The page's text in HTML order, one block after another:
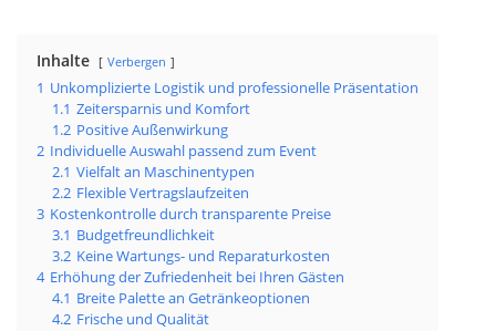
Inhalte Verbergen
1 Unkomplizierte Logistik und professionelle Präsentation
1.1 Zeitersparnis und Komfort
1.2 Positive Außenwirkung
2 Individuelle Auswahl passend zum Event
2.1 Vielfalt an Maschinentypen
2.2 Flexible Vertragslaufzeiten
3 Kostenkontrolle durch transparente Preise
3.1 Budgetfreundlichkeit
3.2 Keine Wartungs- und Reparaturkosten
4 Erhöhung der Zufriedenheit bei Ihren Gästen
4.1 Breite Palette an Getränkeoptionen
4.2 Frische und Qualität